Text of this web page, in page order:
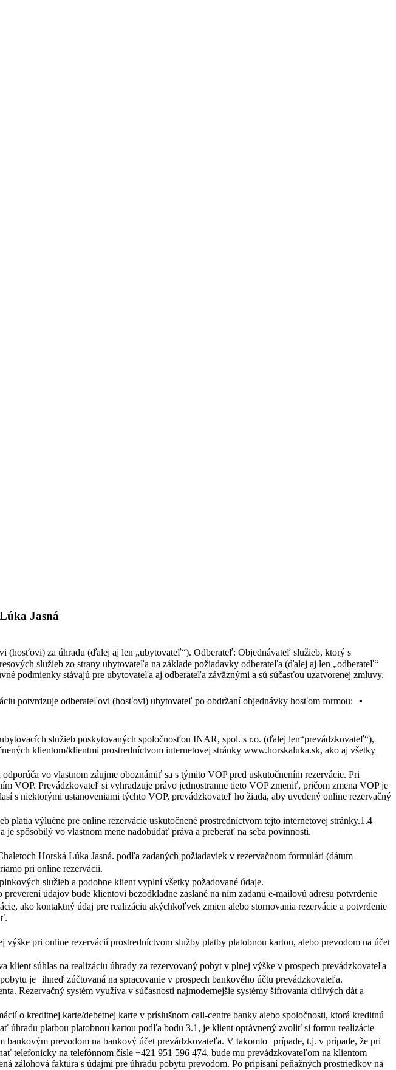
Jasná
za úhradu (ďalej aj len „ubytovateľ“). Odberateľ: Objednávateľ služieb, ktorý s
služieb zo strany ubytovateľa na základe požiadavky odberateľa (ďalej aj len „odberateľ“
podmienky stávajú pre ubytovateľa aj odberateľa záväznými a sú súčasťou uzatvorenej zmluvy.
potvrdzuje odberateľovi (hosťovi) ubytovateľ po obdržaní objednávky hosťom formou: ▪
služieb poskytovaných spoločnosťou INAR, spol. s r.o. (ďalej len“prevádzkovateľ“),
klientom/klientmi prostredníctvom internetovej stránky www.horskaluka.sk, ako aj všetky
vo vlastnom záujme oboznámiť sa s týmito VOP pred uskutočnením rezervácie. Pri
VOP. Prevádzkovateľ si vyhradzuje právo jednostranne tieto VOP zmeniť, pričom zmena VOP je
s niektorými ustanoveniami týchto VOP, prevádzkovateľ ho žiada, aby uvedený online rezervačný
platia výlučne pre online rezervácie uskutočnené prostredníctvom tejto internetovej stránky.1.4
spôsobilý vo vlastnom mene nadobúdať práva a preberať na seba povinnosti.
Horská Lúka Jasná. podľa zadaných požiadaviek v rezervačnom formulári (dátum
pri online rezervácii.
služieb a podobne klient vyplní všetky požadované údaje.
údajov bude klientovi bezodkladne zaslané na ním zadanú e-mailovú adresu potvrdenie
ako kontaktný údaj pre realizáciu akýchkoľvek zmien alebo stornovania rezervácie a potvrdenie
pri online rezervácií prostredníctvom služby platby platobnou kartou, alebo prevodom na účet
súhlas na realizáciu úhrady za rezervovaný pobyt v plnej výške v prospech prevádzkovateľa
je ihneď zúčtovaná na spracovanie v prospech bankového účtu prevádzkovateľa.
Rezervačný systém využíva v súčasnosti najmodernejšie systémy šifrovania citlivých dát a
o kreditnej karte/debetnej karte v príslušnom call-centre banky alebo spoločnosti, ktorá kreditnú
úhradu platbou platobnou kartou podľa bodu 3.1, je klient oprávnený zvoliť si formu realizácie
prevodom na bankový účet prevádzkovateľa. V takomto prípade, t.j. v prípade, že pri
telefonicky na telefónnom čísle +421 951 596 474, bude mu prevádzkovateľom na klientom
zálohová faktúra s údajmi pre úhradu pobytu prevodom. Po pripísaní peňažných prostriedkov na